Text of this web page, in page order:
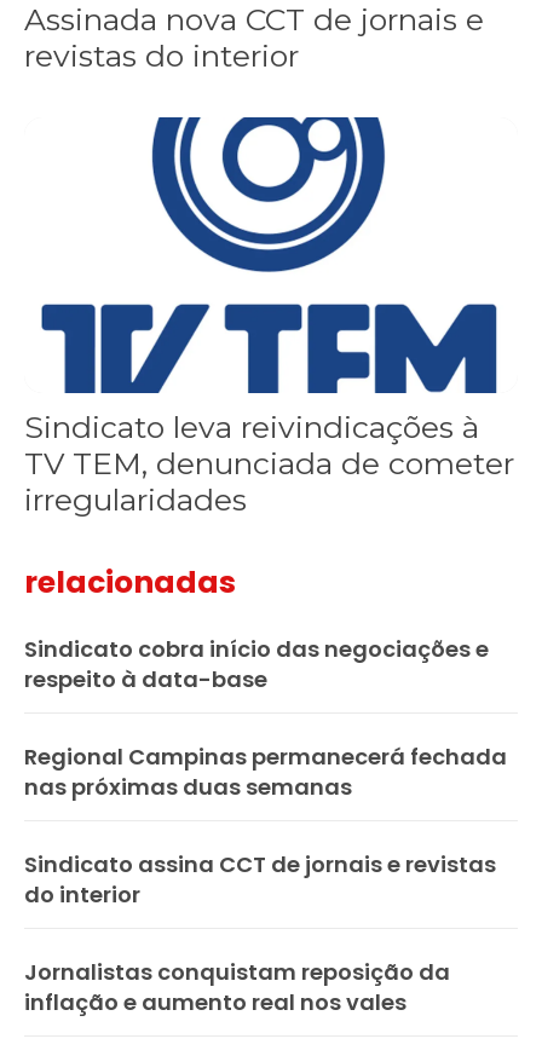
Assinada nova CCT de jornais e
revistas do interior
Sindicato leva reivindicações à TV TEM, denunciada de cometer
Sindicato leva reivindicações à
TV TEM, denunciada de cometer
irregularidades
relacionadas
Sindicato cobra início das negociações e
respeito à data-base
Regional Campinas permanecerá fechada
nas próximas duas semanas
Sindicato assina CCT de jornais e revistas
do interior
Jornalistas conquistam reposição da
inflação e aumento real nos vales